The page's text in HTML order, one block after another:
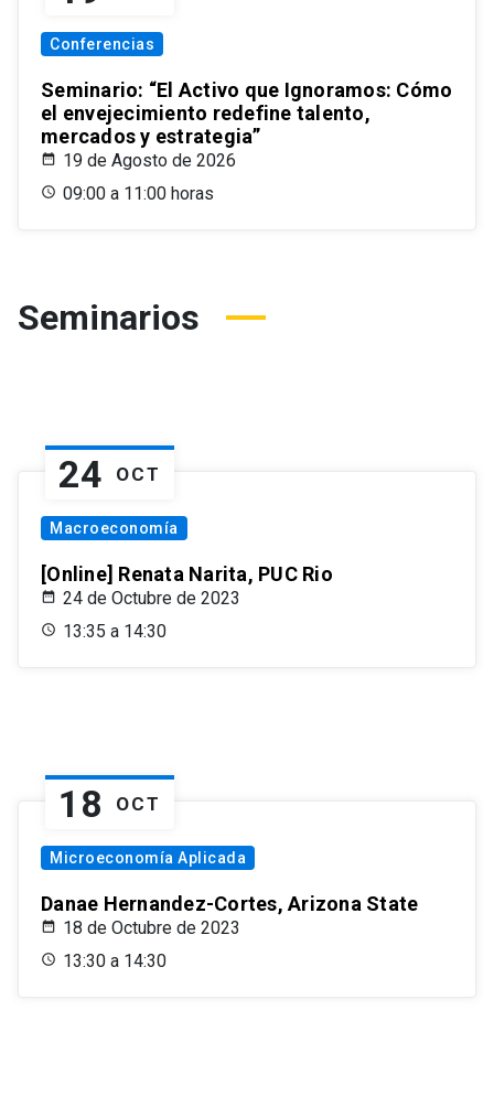
Conferencias
Seminario: “El Activo que Ignoramos: Cómo
el envejecimiento redefine talento,
mercados y estrategia”
19 de Agosto de 2026
09:00 a 11:00 horas
Seminarios
24 OCT
Macroeconomía
[Online] Renata Narita, PUC Rio
24 de Octubre de 2023
13:35 a 14:30
18 OCT
Microeconomía Aplicada
Danae Hernandez-Cortes, Arizona State
18 de Octubre de 2023
13:30 a 14:30